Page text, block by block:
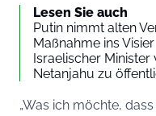
Lesen Sie auch
Putin nimmt alten
Maßnahme ins Visier
Israelischer
Netanjahu zu
„Was ich möchte,